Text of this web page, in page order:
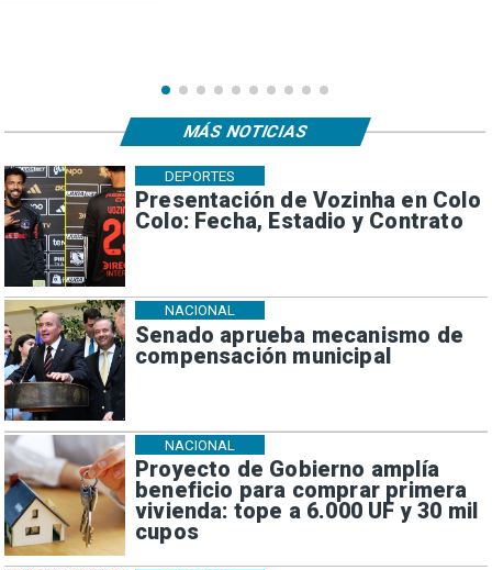
Presentación de Vozinha en Colo
Colo: Fecha, Estadio y Contrato
DEPORTES
Senado aprueba mecanismo de
compensación municipal
NACIONAL
Proyecto de Gobierno amplía
beneficio para comprar primera
vivienda: tope a 6.000 UF y 30 mil
cupos
NACIONAL
MÁS NOTICIAS